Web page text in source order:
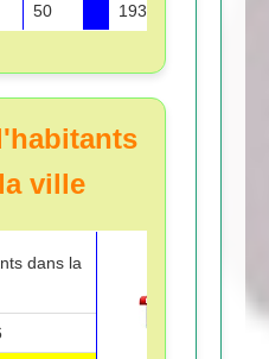
50 1930
ville
dans la